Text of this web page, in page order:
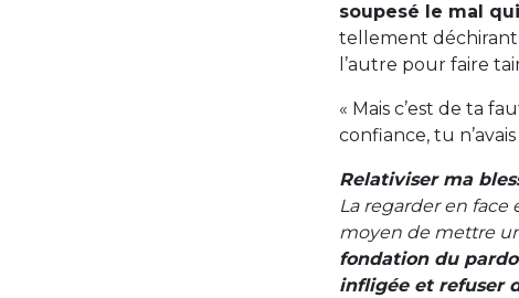
soupesé le mal
tellement déchirant
l’autre pour faire
« Mais c’est de ta
confiance, tu n’avais
Relativiser ma
La regarder en
moyen de mettre
fondation du
infligée et refuser